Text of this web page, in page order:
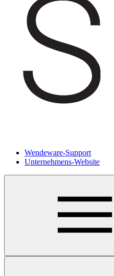
Wendeware-Support
Unternehmens-Website